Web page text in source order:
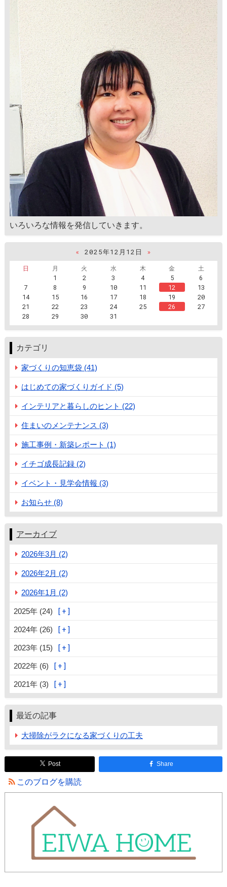
いろいろな情報を発信していきます。
« 2025年12月12日
»
日
月 火 水 木 金
土
1
2 3 4 5
6
7
8 9 10 11 12
13
14
15 16 17 18 19
20
21
22 23 24 25 26
27
28
29 30 31
カテゴリ
家づくりの知恵袋 (41)
はじめての家づくりガイド (5)
インテリアと暮らしのヒント (22)
住まいのメンテナンス (3)
施工事例・新築レポート (1)
イチゴ成長記録 (2)
イベント・見学会情報 (3)
お知らせ (8)
アーカイブ
2026年3月 (2)
2026年2月 (2)
2026年1月 (2)
2025年 (24)
2024年 (26)
2023年 (15)
2022年 (6)
2021年 (3)
最近の記事
大掃除がラクになる家づくりの工夫
Post Share
このブログを購読